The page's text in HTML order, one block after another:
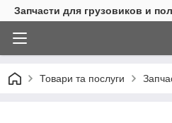
Запчасти для грузовиков и
Товари та послуги